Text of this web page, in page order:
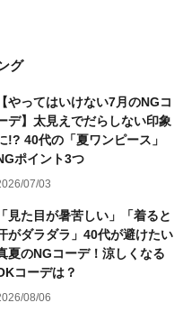
グ
【やってはいけない7月のNGコ
デ】太見えでだらしない印象
!? 40代の「夏ワンピース」
ポイント3つ
07/03
「見た目が暑苦しい」「着ると
がダラダラ」40代が避けたい
夏のNGコーデ！涼しくなる
コーデは？
08/06